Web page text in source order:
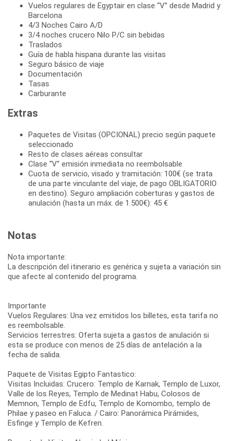
Vuelos regulares de Egyptair en clase “V” desde Madrid y
Barcelona
4/3 Noches Cairo A/D
3/4 noches crucero Nilo P/C sin bebidas
Traslados
Guía de habla hispana durante las visitas
Seguro básico de viaje
Documentación
Tasas
Carburante
Extras
Paquetes de Visitas (OPCIONAL) precio según paquete
seleccionado
Resto de clases aéreas consultar
Clase “V” emisión inmediata no reembolsable
Cuota de servicio, visado y tramitación: 100€ (se trata
de una parte vinculante del viaje, de pago OBLIGATORIO
en destino). Seguro ampliación coberturas y gastos de
anulación (hasta un máx. de 1.500€): 45 €
Notas
Nota importante:
La descripción del itinerario es genérica y sujeta a variación sin
que afecte al contenido del programa.
Importante
Vuelos Regulares: Una vez emitidos los billetes, esta tarifa no
es reembolsable.
Servicios terrestres: Oferta sujeta a gastos de anulación si
esta se produce con menos de 25 días de antelación a la
fecha de salida.
Paquete de Visitas Egipto Fantastico:
Visitas Incluidas: Crucero: Templo de Karnak, Templo de Luxor,
Valle de los Reyes, Templo de Medinat Habu, Colosos de
Memnon, Templo de Edfu, Templo de Komombo, templo de
Philae y paseo en Faluca. / Cairo: Panorámica Pirámides,
Esfinge y Templo de Kefren.